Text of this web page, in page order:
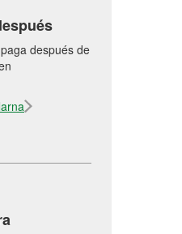
después de